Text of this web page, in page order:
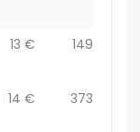
13 € 149
14 € 373